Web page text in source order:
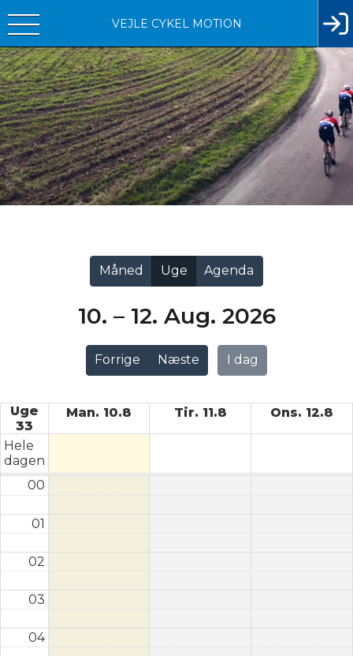
VEJLE CYKEL MOTION
Forrige Næste I dag
10. – 12. Aug. 2026
Måned Uge Agenda
Uge
33
Man. 10.8 Tir. 11.8 Ons. 12.8
Hele
dagen
00
01
02
03
04